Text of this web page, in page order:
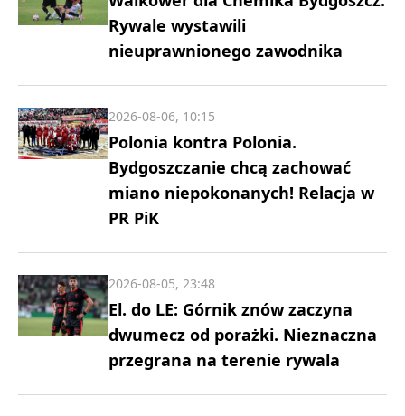
Rywale wystawili
nieuprawnionego zawodnika
Polonia kontra Polonia.
Bydgoszczanie chcą zachować
miano niepokonanych! Relacja w
PR PiK
2026-08-06, 10:15
El. do LE: Górnik znów zaczyna
dwumecz od porażki. Nieznaczna
przegrana na terenie rywala
2026-08-05, 23:48